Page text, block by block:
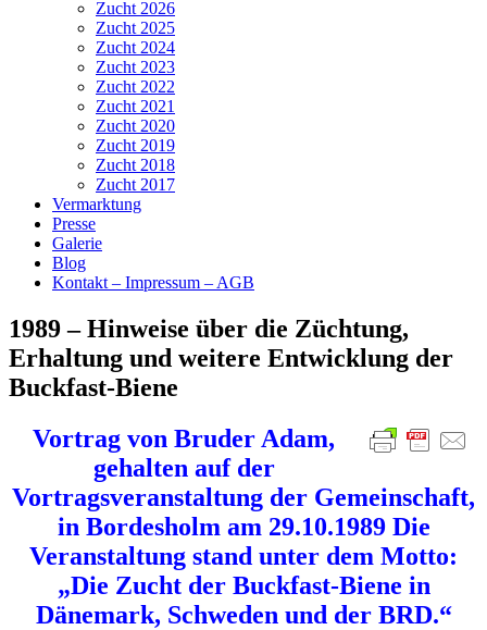
Zucht 2026
Zucht 2025
Zucht 2024
Zucht 2023
Zucht 2022
Zucht 2021
Zucht 2020
Zucht 2019
Zucht 2018
Zucht 2017
Vermarktung
Presse
Galerie
Blog
Kontakt – Impressum – AGB
1989 – Hinweise über die Züchtung,
Erhaltung und weitere Entwicklung der
Buckfast-Biene
Vortrag von Bruder Adam,
gehalten auf der
Vortragsveranstaltung der Gemeinschaft,
in Bordesholm am 29.10.1989 Die
Veranstaltung stand unter dem Motto:
„Die Zucht der Buckfast-Biene in
Dänemark, Schweden und der BRD.“